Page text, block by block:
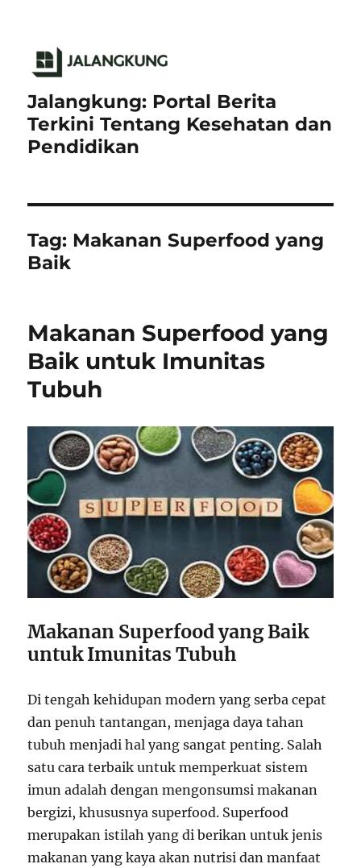
Jalangkung: Portal Berita
Terkini Tentang Kesehatan dan
Pendidikan
Tag: Makanan Superfood yang
Baik
Makanan Superfood yang
Baik untuk Imunitas
Tubuh
Makanan Superfood yang Baik
untuk Imunitas Tubuh
Di tengah kehidupan modern yang serba cepat
dan penuh tantangan, menjaga daya tahan
tubuh menjadi hal yang sangat penting. Salah
satu cara terbaik untuk memperkuat sistem
imun adalah dengan mengonsumsi makanan
bergizi, khususnya superfood. Superfood
merupakan istilah yang di berikan untuk jenis
makanan yang kaya akan nutrisi dan manfaat